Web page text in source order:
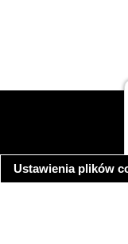
Ustawienia plików